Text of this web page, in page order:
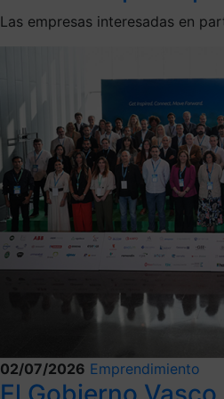
Las empresas interesadas en
02/07/2026 Emprendimiento